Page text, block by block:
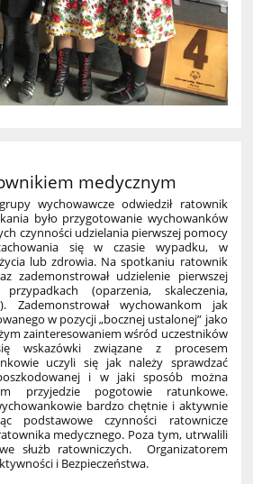
medycznym
grupy wychowawcze odwiedził ratownik
było przygotowanie wychowanków
czynności udzielania pierwszej pomocy
się w czasie wypadku, w
lub zdrowia. Na spotkaniu ratownik
zademonstrował udzielenie pierwszej
(oparzenia, skaleczenia,
Zademonstrował wychowankom jak
w pozycji „bocznej ustalonej” jako
zainteresowaniem wśród uczestników
wskazówki związane z procesem
uczyli się jak należy sprawdzać
i w jaki sposób można
przyjedzie pogotowie ratunkowe.
bardzo chętnie i aktywnie
podstawowe czynności ratownicze
medycznego. Poza tym, utrwalili
służb ratowniczych. Organizatorem
i Bezpieczeństwa.